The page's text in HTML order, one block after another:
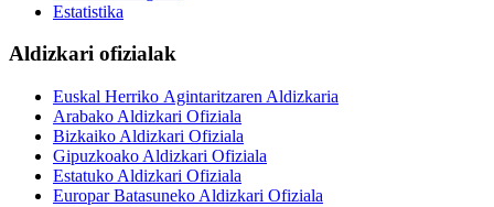
Estatistika
Aldizkari ofizialak
Euskal Herriko Agintaritzaren Aldizkaria
Arabako Aldizkari Ofiziala
Bizkaiko Aldizkari Ofiziala
Gipuzkoako Aldizkari Ofiziala
Estatuko Aldizkari Ofiziala
Europar Batasuneko Aldizkari Ofiziala